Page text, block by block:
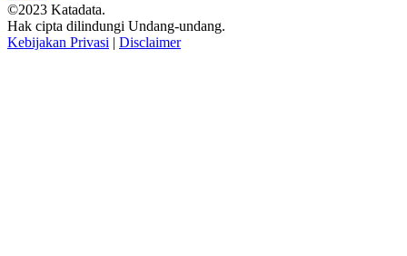
©2023 Katadata.
Hak cipta dilindungi Undang-undang.
Kebijakan Privasi | Disclaimer